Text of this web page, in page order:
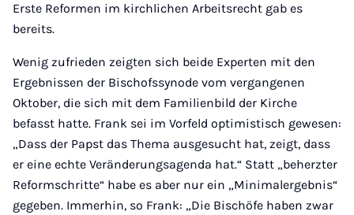
Erste Reformen im kirchlichen Arbeitsrecht gab es
bereits.
Wenig zufrieden zeigten sich beide Experten mit den
Ergebnissen der Bischofssynode vom vergangenen
Oktober, die sich mit dem Familienbild der Kirche
befasst hatte. Frank sei im Vorfeld optimistisch gewesen:
„Dass der Papst das Thema ausgesucht hat, zeigt, dass
er eine echte Veränderungsagenda hat.“ Statt „beherzter
Reformschritte“ habe es aber nur ein „Minimalergebnis“
gegeben. Immerhin, so Frank: „Die Bischöfe haben zwar